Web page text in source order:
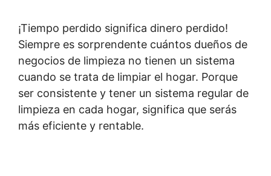
¡Tiempo perdido significa dinero perdido!
Siempre es sorprendente cuántos dueños de
negocios de limpieza no tienen un sistema
cuando se trata de limpiar el hogar. Porque
ser consistente y tener un sistema regular de
limpieza en cada hogar, significa que serás
más eficiente y rentable.